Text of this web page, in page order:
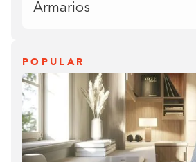
Armarios
POPULAR